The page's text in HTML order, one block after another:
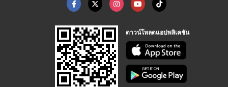
ดาวน์โหลดแอปพลิเคชัน